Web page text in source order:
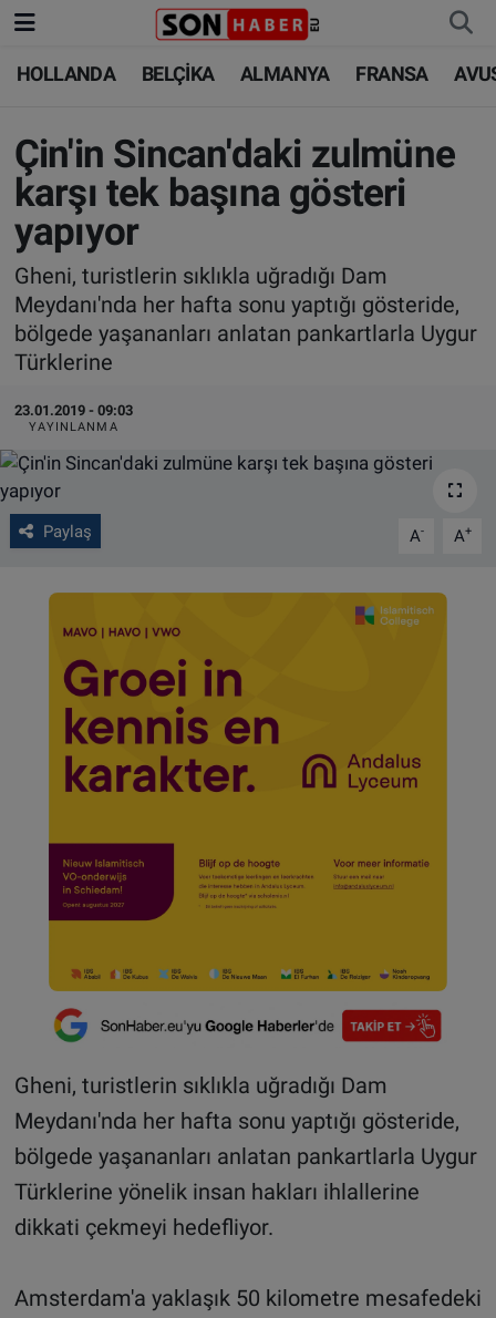
HOLLANDA BELÇİKA ALMANYA FRANSA
Çin'in Sincan'daki zulmüne
karşı tek başına gösteri
yapıyor
Gheni, turistlerin sıklıkla uğradığı Dam
Meydanı'nda her hafta sonu yaptığı gösteride,
bölgede yaşananları anlatan pankartlarla Uygur
Türklerine
23.01.2019 - 09:03
YAYINLANMA
Paylaş A- A+
Gheni, turistlerin sıklıkla uğradığı Dam
Meydanı'nda her hafta sonu yaptığı gösteride,
bölgede yaşananları anlatan pankartlarla Uygur
Türklerine yönelik insan hakları ihlallerine
dikkati çekmeyi hedefliyor.
Amsterdam'a yaklaşık 50 kilometre mesafedeki
HOLLANDA
BELÇİKA
ALMANYA
FRANSA
AVUSTURYA
SAĞLIK - YAŞAM
BİLİM-TEKNOLOJİ
HOLLANDA
BELÇİKA
ALMANYA
TÜRKİYE
DÜNYA
BİLİM-TEKNOLOJİ
SAĞLIK
VIDEO GALERİ
ALGEMENE VOORWAARDEN
Çerez Politikası
Nöbetçi Eczaneler
Hava Durumu
Trafik Durumu
Süper Lig Puan Durumu ve Fikstür
Tüm Manşetler
Son Dakika Haberleri
Haber Arşivi